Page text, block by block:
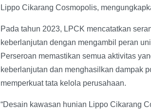
Lippo Cikarang Cosmopolis,
Pada tahun 2023, LPCK mencatatkan
keberlanjutan dengan mengambil peran
Perseroan memastikan semua aktivitas
keberlanjutan dan menghasilkan dampak
memperkuat tata kelola perusahaan.
“Desain kawasan hunian Lippo Cikarang